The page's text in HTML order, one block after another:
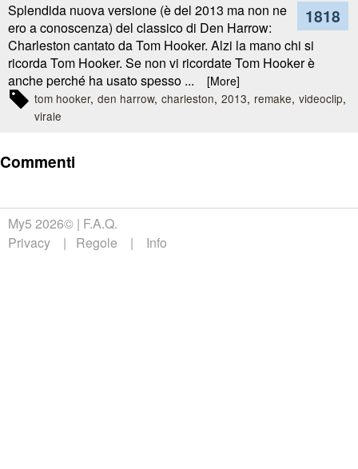
1818
Splendida nuova versione (è del 2013 ma non ne
ero a conoscenza) del classico di Den Harrow:
Charleston cantato da Tom Hooker. Alzi la mano chi si
ricorda Tom Hooker. Se non vi ricordate Tom Hooker è
anche perché ha usato spesso ... [More]
tom hooker den harrow charleston 2013 remake videoclip
virale
Commenti
My5 2026© F.A.Q.
Privacy
Regole Info